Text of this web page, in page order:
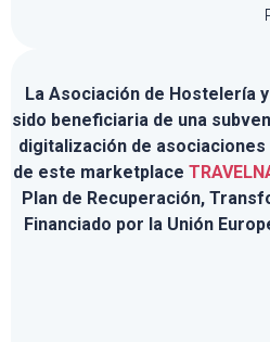
La Asociación de Hostelería
sido beneficiaria de una
digitalización de
de este marketplace
Plan de Recuperación,
Financiado por la Unión